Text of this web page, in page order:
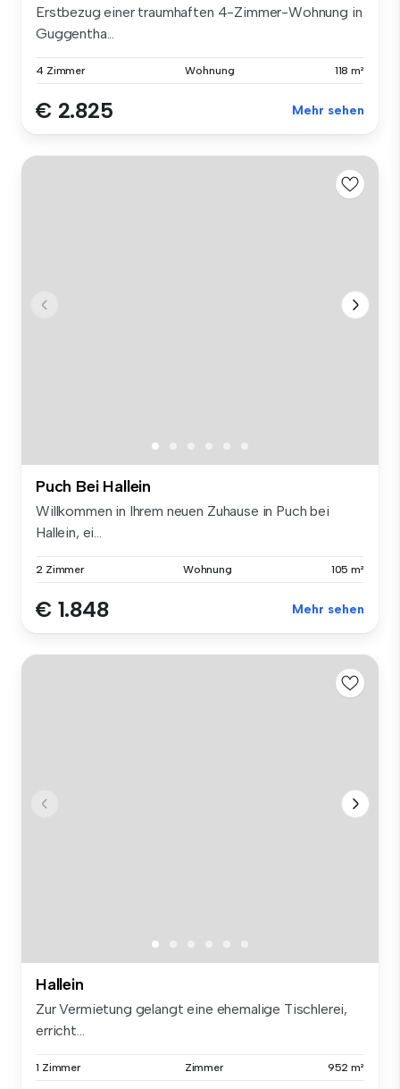
Erstbezug einer traumhaften 4-Zimmer-Wohnung in
Guggentha...
4 Zimmer Wohnung 118 m²
€ 2.825 Mehr sehen
Puch Bei Hallein
Willkommen in Ihrem neuen Zuhause in Puch bei
Hallein, ei...
2 Zimmer Wohnung 105 m²
€ 1.848 Mehr sehen
Hallein
Zur Vermietung gelangt eine ehemalige Tischlerei,
erricht...
1 Zimmer Zimmer 952 m²